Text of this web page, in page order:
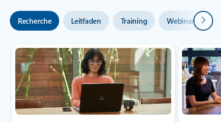
Recherche Leitfaden Training Webinare und
Weiter
Folie 1 von 2 wird angezeigt